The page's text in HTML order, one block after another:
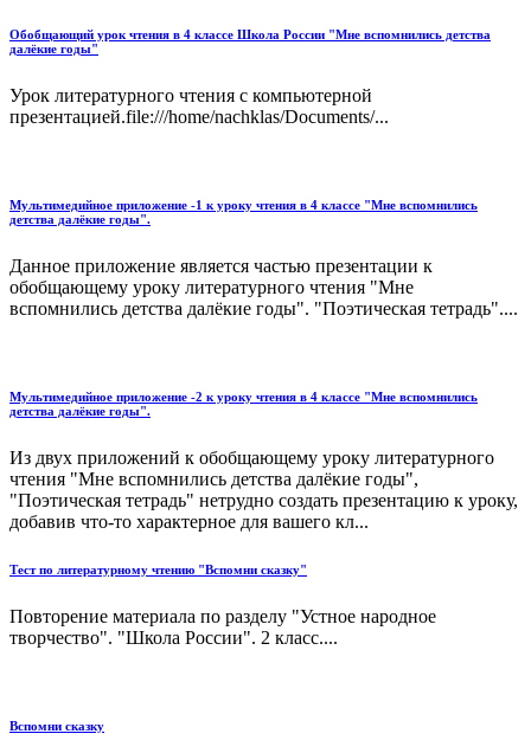
Обобщающий урок чтения в 4 классе Школа России "Мне вспомнились детства
далёкие годы"
Урок литературного чтения с компьютерной
презентацией.file:///home/nachklas/Documents/...
Мультимедийное приложение -1 к уроку чтения в 4 классе "Мне вспомнились
детства далёкие годы".
Данное приложение является частью презентации к
обобщающему уроку литературного чтения "Мне
вспомнились детства далёкие годы". "Поэтическая тетрадь"....
Мультимедийное приложение -2 к уроку чтения в 4 классе "Мне вспомнились
детства далёкие годы".
Из двух приложений к обобщающему уроку литературного
чтения "Мне вспомнились детства далёкие годы",
"Поэтическая тетрадь" нетрудно создать презентацию к уроку,
добавив что-то характерное для вашего кл...
Тест по литературному чтению "Вспомни сказку"
Повторение материала по разделу "Устное народное
творчество". "Школа России". 2 класс....
Вспомни сказку